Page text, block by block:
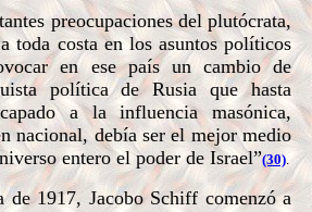
preocupaciones del plutócrata,
toda costa en los asuntos políticos
en ese país un cambio de
política de Rusia que hasta
a la influencia masónica,
nacional, debía ser el mejor medio
entero el poder de Israel”(30).
1917, Jacobo Schiff comenzó a